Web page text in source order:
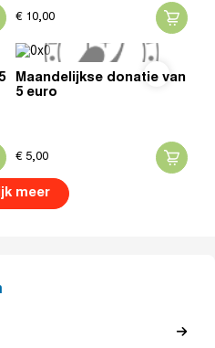
€ 10,00
Maandelijkse donatie van
5 euro
€ 5,00
meer